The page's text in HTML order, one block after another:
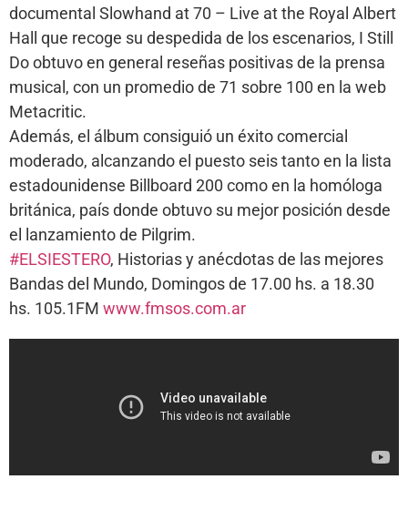
documental Slowhand at 70 – Live at the Royal Albert
Hall que recoge su despedida de los escenarios, I Still
Do obtuvo en general reseñas positivas de la prensa
musical, con un promedio de 71 sobre 100 en la web
Metacritic.
Además, el álbum consiguió un éxito comercial
moderado, alcanzando el puesto seis tanto en la lista
estadounidense Billboard 200 como en la homóloga
británica, país donde obtuvo su mejor posición desde
el lanzamiento de Pilgrim.
#ELSIESTERO, Historias y anécdotas de las mejores
Bandas del Mundo, Domingos de 17.00 hs. a 18.30
hs. 105.1FM www.fmsos.com.ar